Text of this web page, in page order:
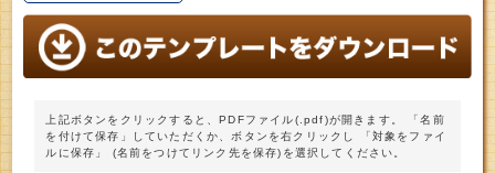
上記ボタンをクリックすると、PDFファイル(.pdf)が開きます。 「名前
を付けて保存」していただくか、ボタンを右クリックし 「対象をファイ
ルに保存」 (名前をつけてリンク先を保存)を選択してください。